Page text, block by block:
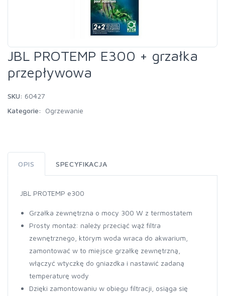
JBL PROTEMP E300 + grzałka
przepływowa
SKU: 60427
Kategorie:
Ogrzewanie
OPIS SPECYFIKACJA
JBL PROTEMP e300
Grzałka zewnętrzna o mocy 300 W z termostatem
Prosty montaż: należy przeciąć wąż filtra
zewnętrznego, którym woda wraca do akwarium,
zamontować w to miejsce grzałkę zewnętrzną,
włączyć wtyczkę do gniazdka i nastawić zadaną
temperaturę wody
Dzięki zamontowaniu w obiegu filtracji, osiąga się